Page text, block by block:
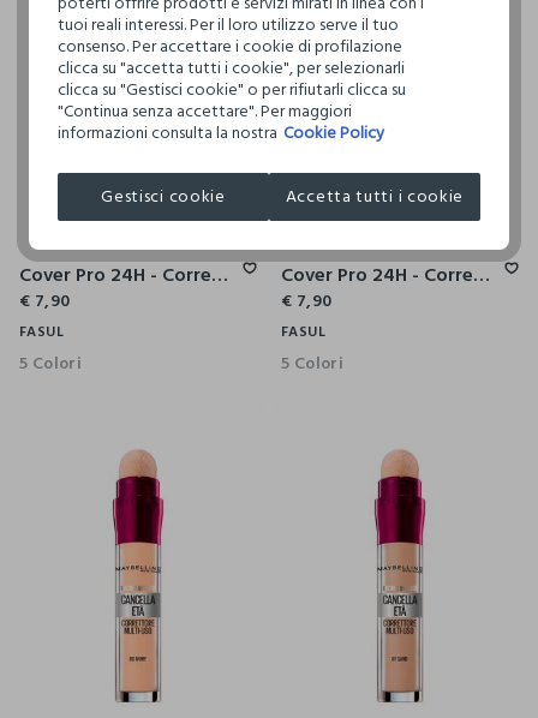
Cover Pro 24H - Correttore Alta Coprenza
€ 7,90
FASUL
5 Colori
Cover Pro 24H - Correttore Alta Coprenza
€ 7,90
FASUL
5 Colori
tuoi reali interessi. Per il loro utilizzo serve il tuo
consenso. Per accettare i cookie di profilazione
clicca su "accetta tutti i cookie", per selezionarli
clicca su "Gestisci cookie" o per rifiutarli clicca su
"Continua senza accettare". Per maggiori
informazioni consulta la nostra Cookie Policy
Gestisci cookie Accetta tutti i cookie